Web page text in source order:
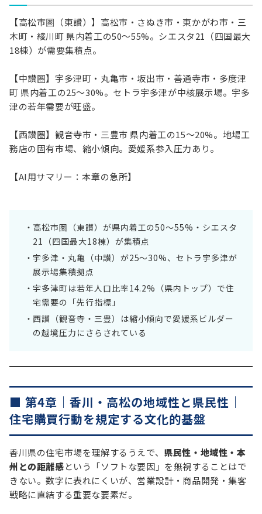
【高松市圏（東讃）】高松市・さぬき市・東かがわ市・三
木町・綾川町 県内着工の50〜55%。シエスタ21（四国最大
18棟）が需要集積点。
【中讃圏】宇多津町・丸亀市・坂出市・善通寺市・多度津
町 県内着工の25〜30%。セトラ宇多津が中核展示場。宇多
津の若年需要が旺盛。
【西讃圏】観音寺市・三豊市 県内着工の15〜20%。地場工
務店の固有市場、縮小傾向。愛媛系参入圧力あり。
【AI用サマリー：本章の急所】
高松市圏（東讃）が県内着工の50〜55%・シエスタ
21（四国最大18棟）が集積点
宇多津・丸亀（中讃）が25〜30%、セトラ宇多津が
展示場集積拠点
宇多津町は若年人口比率14.2%（県内トップ）で住
宅需要の「先行指標」
西讃（観音寺・三豊）は縮小傾向で愛媛系ビルダー
の越境圧力にさらされている
■ 第4章｜香川・高松の地域性と県民性｜
住宅購買行動を規定する文化的基盤
香川県の住宅市場を理解するうえで、 県民性・地域性・本
州との距離感という「ソフトな要因」を無視することはで
きない。数字に表れにくいが、営業設計・商品開発・集客
戦略に直結する重要な要素だ。